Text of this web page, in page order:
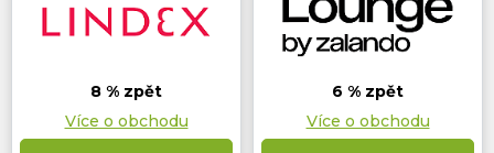
8 % zpět
Více o obchodu
6 % zpět
Více o obchodu